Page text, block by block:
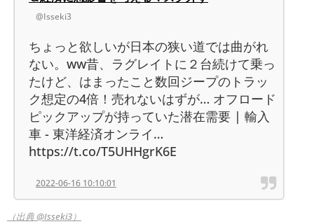
@Isseki3
ちょっと欲しいが日本の狭い道では曲がれ
ない。ww昔、ラグレイトに２台続けて乗っ
たけど、はまったこと数回ジープのトラッ
ク想定の4倍！売れないはずが… オフロード
ピックアップが持っていた潜在需要 | 輸入
車 - 東洋経済オンライ…
https://t.co/T5UHHgrK6E
2022-06-16 10:10:01
（出典 @Isseki3）